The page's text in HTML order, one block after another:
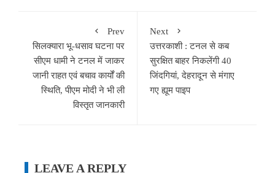
Prev
सिलक्यारा भू-धसाव घटना पर
सीएम धामी ने टनल में जाकर
जानी राहत एवं बचाव कार्यों की
स्थिति, पीएम मोदी ने भी ली
विस्तृत जानकारी
Next
उत्तरकाशी : टनल से कब
सुरक्षित बाहर निकलेंगी 40
जिंदगियां, देहरादून से मंगाए
गए ह्यूम पाइप
LEAVE A REPLY